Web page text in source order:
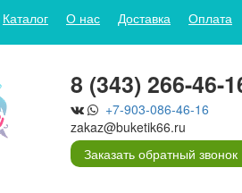
Каталог О нас Доставка Оплата
8 (343) 266-46-
+7-903-086-46-16
zakaz@buketik66.ru
Заказать обратный звонок